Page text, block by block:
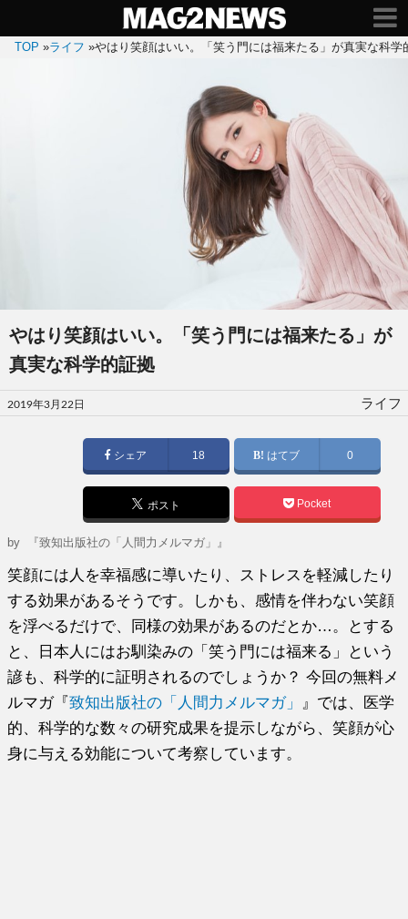
TOP »ライフ »やはり笑顔はいい。「笑う門には福来たる」が真実な科学
やはり笑顔はいい。「笑う門には福来たる」が
真実な科学的証拠
投
稿
2019年3月22日 ライフ
シェア 18 はてブ 0
ポスト Pocket
by 『致知出版社の「人間力メルマガ」』
笑顔には人を幸福感に導いたり、ストレスを軽減したり
する効果があるそうです。しかも、感情を伴わない笑顔
を浮べるだけで、同様の効果があるのだとか…。とする
と、日本人にはお馴染みの「笑う門には福来る」という
諺も、科学的に証明されるのでしょうか？ 今回の無料メ
ルマガ『致知出版社の「人間力メルマガ」
』では、医学
的、科学的な数々の研究成果を提示しながら、笑顔が心
身に与える効能について考察しています。